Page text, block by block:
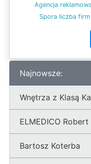
Agencja
Spora liczba
Najnowsze:
Wnętrza z Klasą
ELMEDICO
Bartosz Koterba